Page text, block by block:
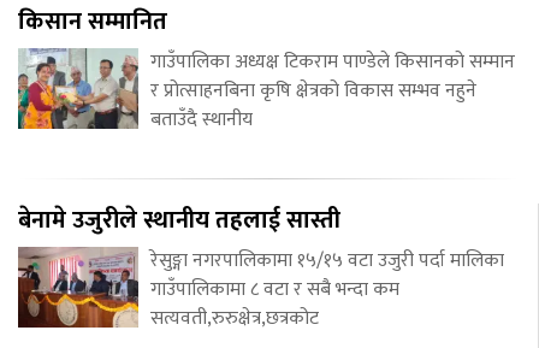
किसान सम्मानित
गाउँपालिका अध्यक्ष टिकराम पाण्डेले किसानको सम्मान
र प्रोत्साहनबिना कृषि क्षेत्रको विकास सम्भव नहुने
बताउँदै स्थानीय
बेनामे उजुरीले स्थानीय तहलाई सास्ती
रेसुङ्गा नगरपालिकामा १५/१५ वटा उजुरी पर्दा मालिका
गाउँपालिकामा ८ वटा र सबै भन्दा कम
सत्यवती,रुरुक्षेत्र,छत्रकोट